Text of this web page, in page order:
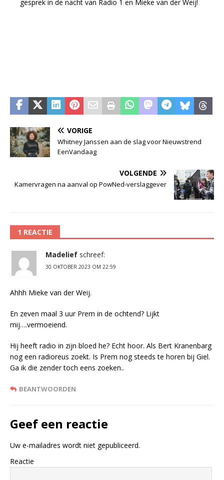
gesprek in de nacht van Radio 1 en Mieke van der Weij!
VORIGE
Whitney Janssen aan de slag voor Nieuwstrend
EenVandaag
VOLGENDE
Kamervragen na aanval op PowNed-verslaggever
1 REACTIE
Madelief schreef:
30 OKTOBER 2023 OM 22:59
Ahhh Mieke van der Weij.
En zeven maal 3 uur Prem in de ochtend? Lijkt
mij….vermoeiend.
Hij heeft radio in zijn bloed he? Echt hoor. Als Bert Kranenbarg
nog een radioreus zoekt. Is Prem nog steeds te horen bij Giel.
Ga ik die zender toch eens zoeken..
BEANTWOORDEN
Geef een reactie
Uw e-mailadres wordt niet gepubliceerd.
Reactie